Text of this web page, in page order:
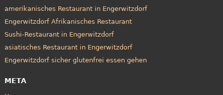
amerikanisches Restaurant in Engerwitzdorf
Engerwitzdorf Afrikanisches Restaurant
Sushi-Restaurant in Engerwitzdorf
asiatisches Restaurant in Engerwitzdorf
Engerwitzdorf sicher glutenfrei essen gehen
META